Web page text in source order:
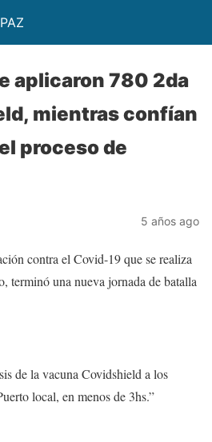
aplicaron 780 2da
mientras confían
proceso de
5 años ago
contra el Covid-19 que se realiza
terminó una nueva jornada de batalla
de la vacuna Covidshield a los
local, en menos de 3hs.”